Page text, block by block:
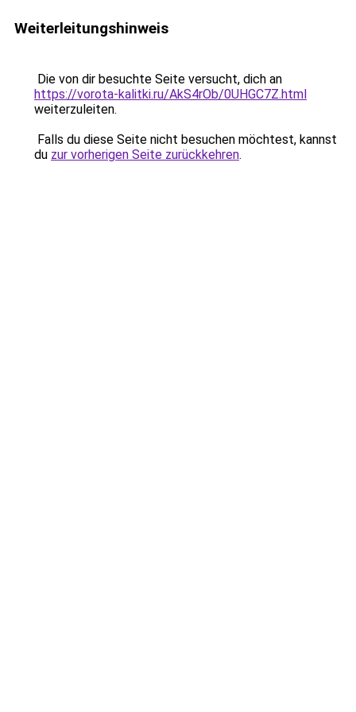
Weiterleitungshinweis
Die von dir besuchte Seite versucht, dich an
https://vorota-kalitki.ru/AkS4rOb/0UHGC7Z.html
weiterzuleiten.
Falls du diese Seite nicht besuchen möchtest, kannst
du zur vorherigen Seite zurückkehren.